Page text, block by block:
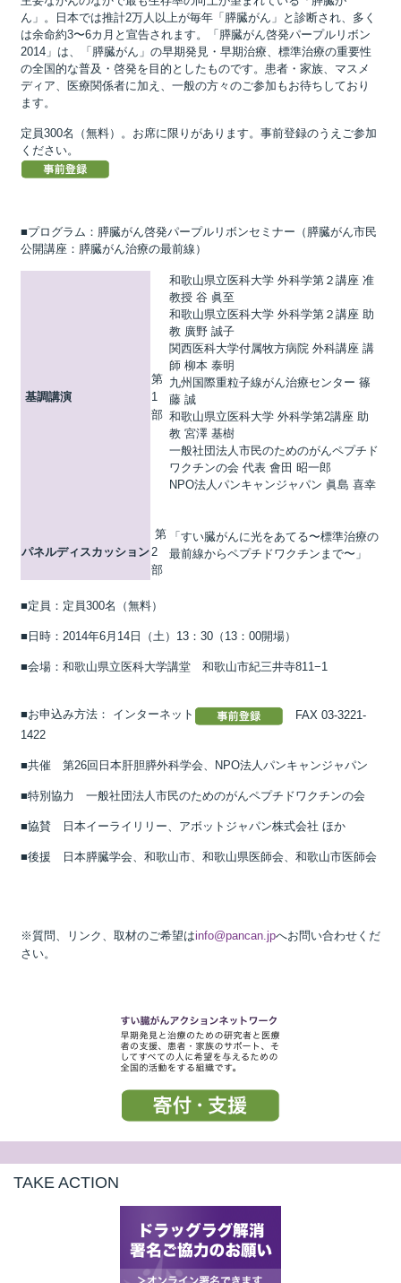
ん」。日本では推計2万人以上が毎年「膵臓がん」と診断され、多く
は余命約3〜6カ月と宣告されます。「膵臓がん啓発パープルリボン
2014」は、「膵臓がん」の早期発見・早期治療、標準治療の重要性
の全国的な普及・啓発を目的としたものです。患者・家族、マスメ
ディア、医療関係者に加え、一般の方々のご参加もお待ちしており
ます。
定員300名（無料）。お席に限りがあります。事前登録のうえご参加
ください。
■プログラム：膵臓がん啓発パープルリボンセミナー（膵臓がん市民
公開講座：膵臓がん治療の最前線）
基調講演
第
1
部
和歌山県立医科大学 外科学第２講座 准
教授 谷 眞至
和歌山県立医科大学 外科学第２講座 助
教 廣野 誠子
関西医科大学付属牧方病院 外科講座 講
師 柳本 泰明
九州国際重粒子線がん治療センター 篠
藤 誠
和歌山県立医科大学 外科学第2講座 助
教 宮澤 基樹
一般社団法人市民のためのがんペプチド
ワクチンの会 代表 會田 昭一郎
NPO法人パンキャンジャパン 眞島 喜幸
パネルディスカッション
第
2
部
「すい臓がんに光をあてる〜標準治療の
最前線からペプチドワクチンまで〜」
■定員：定員300名（無料）
■日時：2014年6月14日（土）13：30（13：00開場）
■会場：和歌山県立医科大学講堂 和歌山市紀三井寺811−1
■お申込み方法： インターネット
FAX 03-3221-
1422
■共催 第26回日本肝胆膵外科学会、NPO法人パンキャンジャパン
■特別協力 一般社団法人市民のためのがんペプチドワクチンの会
■協賛 日本イーライリリー、アボットジャパン株式会社 ほか
■後援 日本膵臓学会、和歌山市、和歌山県医師会、和歌山市医師会
※質問、リンク、取材のご希望はinfo@pancan.jpへお問い合わせくだ
さい。
TAKE ACTION